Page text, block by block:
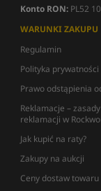
Konto RON: PL52
WARUNKI ZAKUPU
Regulamin
Polityka prywatności
Prawo odstąpienia
Reklamacje –
reklamacji w
Jak kupić na raty?
Zakupy na aukcji
Ceny dostaw towaru